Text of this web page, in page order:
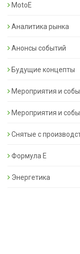
MotoE
Аналитика рынка
Анонсы событий
Будущие концепты
Мероприятия и
Мероприятия и
Снятые с
Формула Е
Энергетика